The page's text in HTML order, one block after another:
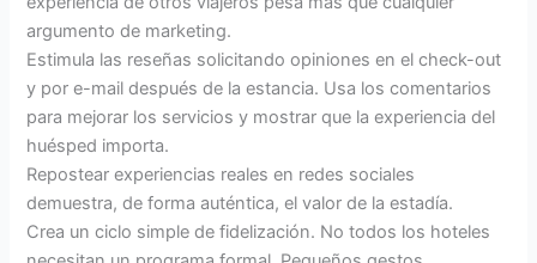
argumento de marketing.
Estimula las reseñas solicitando opiniones en el check-out
y por e-mail después de la estancia. Usa los comentarios
para mejorar los servicios y mostrar que la experiencia del
huésped importa.
Repostear experiencias reales en redes sociales
demuestra, de forma auténtica, el valor de la estadía.
Crea un ciclo simple de fidelización. No todos los hoteles